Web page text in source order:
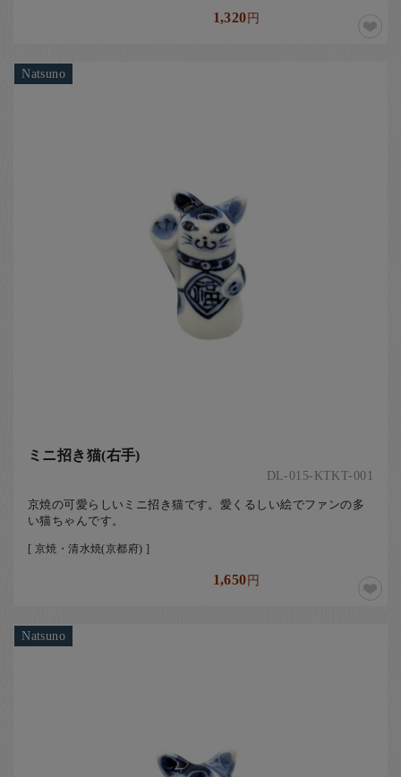
1,320円
Natsuno
ミニ招き猫(右手)
DL-015-KTKT-001
京焼の可愛らしいミニ招き猫です。愛くるしい絵でファンの多
い猫ちゃんです。
[ 京焼・清水焼(京都府) ]
1,650円
Natsuno